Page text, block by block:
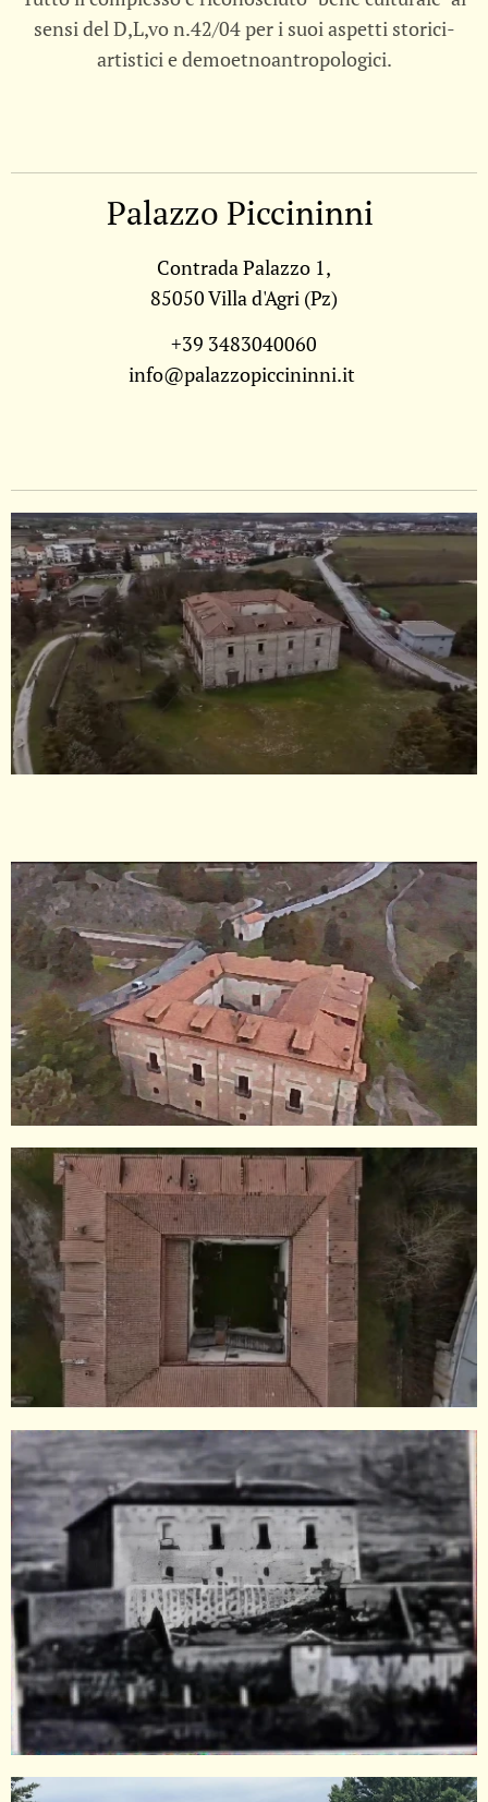
sensi del D,L,vo n.42/04 per i suoi aspetti storici-
artistici e demoetnoantropologici.
Palazzo Piccininni
Contrada Palazzo 1,
85050 Villa d'Agri (Pz)
+39 3483040060
info@palazzopiccininni.it